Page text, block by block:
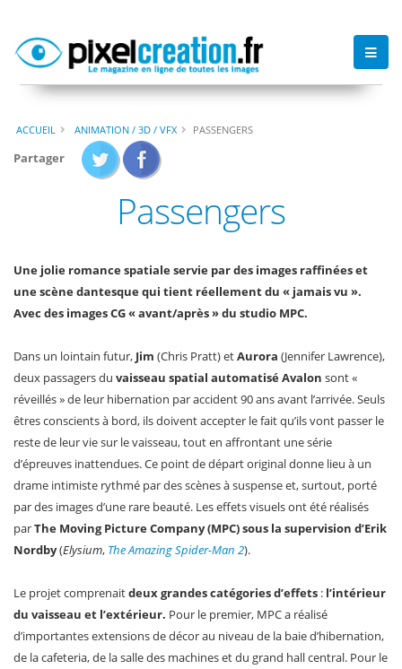
ACCUEIL ANIMATION / 3D / VFX PASSENGERS
Partager
Passengers
Une jolie romance spatiale servie par des images raffinées et
une scène dantesque qui tient réellement du « jamais vu ».
Avec des images CG « avant/après » du studio MPC.
Dans un lointain futur, Jim (Chris Pratt) etAurora (Jennifer Lawrence),
deux passagers du vaisseau spatial automatisé Avalon sont «
réveillés » de leur hibernation par accident 90 ans avant l’arrivée. Seuls
êtres conscients à bord, ils doivent accepter le fait qu’ils vont passer le
reste de leur vie sur le vaisseau, tout en affrontant une série
d’épreuves inattendues. Ce point de départ original donne lieu à un
drame intimiste rythmé par des scènes à suspense et, surtout, porté
par des images d’une rare beauté. Les effets visuels ont été réalisés
parThe Moving Picture Company (MPC) sous la supervision d’Erik
Nordby(Elysium, The Amazing Spider-Man 2).
Le projet comprenaitdeux grandes catégories d’effets : l’intérieur
du vaisseau et l’extérieur. Pour le premier, MPC a réalisé
d’importantes extensions de décor au niveau de la baie d’hibernation,
de la cafeteria, de la salle des machines et du grand hall central. Pour le